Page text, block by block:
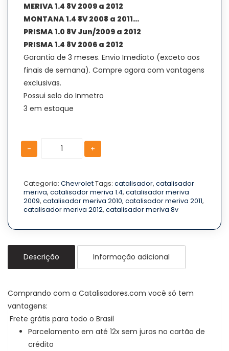
MERIVA 1.4 8V 2009 a 2012
MONTANA 1.4 8V 2008 a 2011…
PRISMA 1.0 8V Jun/2009 a 2012
PRISMA 1.4 8V 2006 a 2012
Garantia de 3 meses. Envio Imediato (exceto aos
finais de semana). Compre agora com vantagens
exclusivas.
Possui selo do Inmetro
3 em estoque
Catalisador
Meriva
2009
a
2012
quantidade
Catalisador
Meriva
2009
a
2012
quantidade
+
-
Categoria: ChevroletTags: catalisador, catalisador
meriva, catalisador meriva 1.4, catalisador meriva
2009, catalisador meriva 2010, catalisador meriva 2011,
catalisador meriva 2012, catalisador meriva 8v
Descrição Informação adicional
Comprando com a Catalisadores.com você só tem
vantagens:
Frete grátis para todo o Brasil
Parcelamento em até 12x sem juros no cartão de
crédito